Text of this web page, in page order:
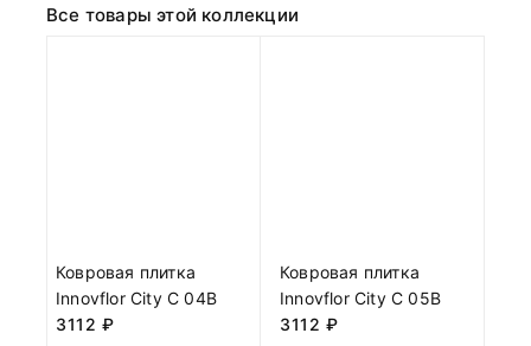
Все товары этой коллекции
Ковровая плитка
Innovflor City C 04B
3112 ₽
Ковровая плитка
Innovflor City C 05B
3112 ₽